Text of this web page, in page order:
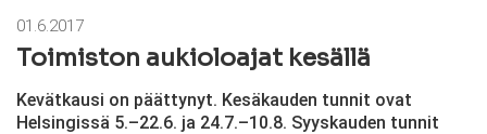
01.6.2017
Toimiston aukioloajat kesällä
Kevätkausi on päättynyt. Kesäkauden tunnit ovat
Helsingissä 5.–22.6. ja 24.7.–10.8. Syyskauden tunnit